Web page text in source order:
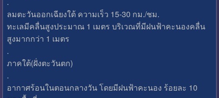
ลมตะวันออกเฉียงใต้ ความเร็ว 15-30 กม./ชม.
ทะเลมีคลื่นสูงประมาณ 1 เมตร บริเวณที่มีฝนฟ้าคะนองคลื่น
สูงมากกว่า 1 เมตร
.
ภาคใต้(ฝั่งตะวันตก)
.
อากาศร้อนในตอนกลางวัน โดยมีฝนฟ้าคะนอง ร้อยละ 10